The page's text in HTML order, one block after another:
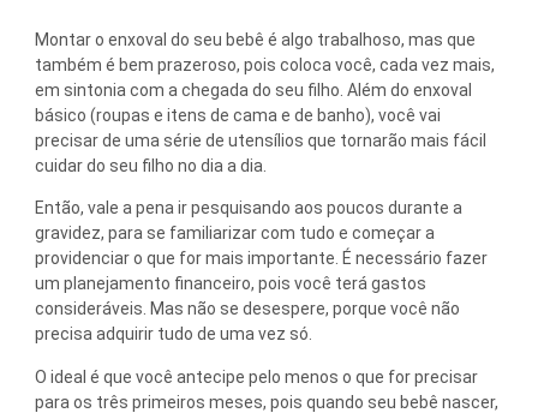
Montar o enxoval do seu bebê é algo trabalhoso, mas que
também é bem prazeroso, pois coloca você, cada vez mais,
em sintonia com a chegada do seu filho. Além do enxoval
básico (roupas e itens de cama e de banho), você vai
precisar de uma série de utensílios que tornarão mais fácil
cuidar do seu filho no dia a dia.
Então, vale a pena ir pesquisando aos poucos durante a
gravidez, para se familiarizar com tudo e começar a
providenciar o que for mais importante. É necessário fazer
um planejamento financeiro, pois você terá gastos
consideráveis. Mas não se desespere, porque você não
precisa adquirir tudo de uma vez só.
O ideal é que você antecipe pelo menos o que for precisar
para os três primeiros meses, pois quando seu bebê nascer,